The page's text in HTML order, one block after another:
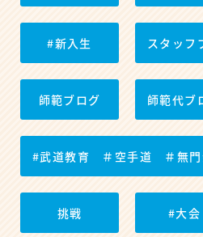
#新入生 スタッフ
師範ブログ 師範代ブ
#武道教育 ＃空手道 ＃無門
挑戦 #大会